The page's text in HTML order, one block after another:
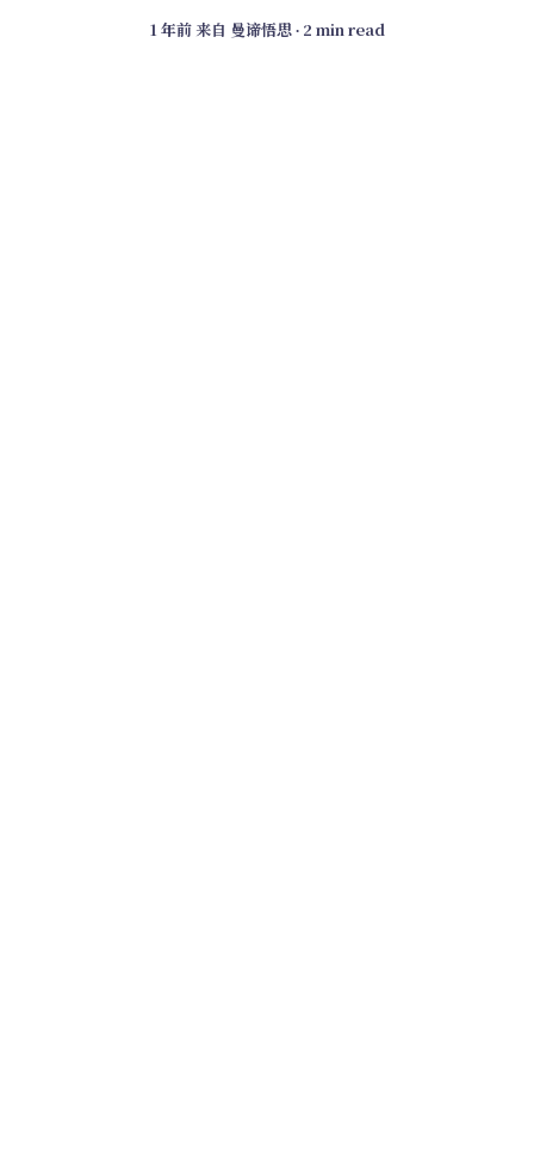
1 年前来自 曼谛悟思∙ 2 min read